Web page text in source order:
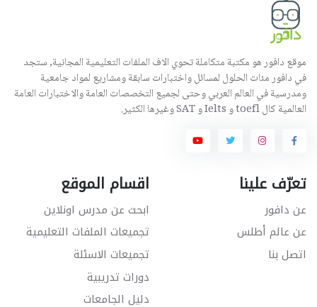
موقع دافور هو مكتبة متكاملة تحوي الاف الملفات التعليمية المجانية, ستجد
في دافور مئات الحلول لمسائل واختبارات سابقة ومشاريع لمواد جامعية
ومدرسية في العالم العربي وحتى لجميع التخصصات العامة والاختبارات العامة
العالمية كال toefl و Ielts و SAT وغيرها الكثير.
تعرّف علينا
عن دافور
عن عالم أطلس
اتصل بنا
اقسام الموقع
ابحث عن مدرس اونلاين
تجميعات الملفات التعليمية
تجميعات الاسئلة
دورات تدريبية
دليل الجامعات